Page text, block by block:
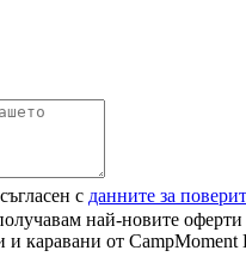
с данните за
най-новите оферти
каравани от CampMoment